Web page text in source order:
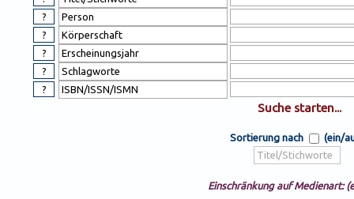
Sortierung nach (ein/
Einschränkung auf Medienart: